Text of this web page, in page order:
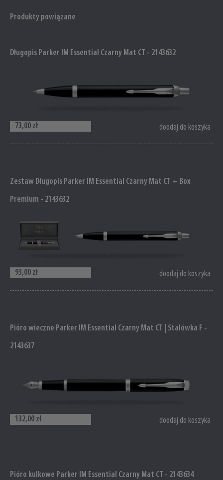
Produkty powiązane
Długopis Parker IM Essential Czarny Mat CT - 2143632
73,00 zł doodaj do koszyka
Zestaw Długopis Parker IM Essential Czarny Mat CT + Box
Premium - 2143632
93,00 zł doodaj do koszyka
Pióro wieczne Parker IM Essential Czarny Mat CT | Stalówka F -
2143637
132,00 zł doodaj do koszyka
Pióro kulkowe Parker IM Essential Czarny Mat CT - 2143634